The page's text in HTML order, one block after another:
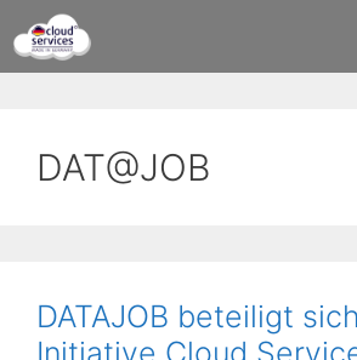
Inhalt
springen
DAT@JOB
DATAJOB beteiligt
Initiative Cloud